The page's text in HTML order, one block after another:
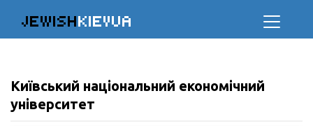
JEWISHKIEVUA
Київський національний економічний
університет